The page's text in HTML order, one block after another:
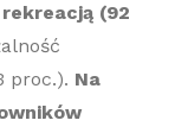
(92
proc.). Na